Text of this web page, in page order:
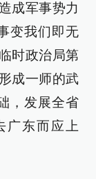
成军事势力
变我们即无
时政治局第
成一师的武
，发展全省
广东而应上